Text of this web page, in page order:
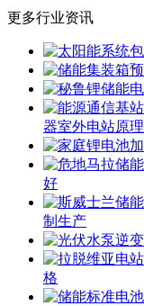
更多行业资讯
器室外电站原理
好
制生产
格